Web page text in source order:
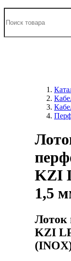
KZI
1,5
Лоток
KZI